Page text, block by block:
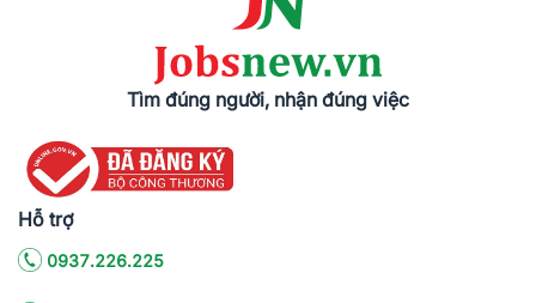
Tìm đúng người, nhận đúng việc
Hỗ trợ
0937.226.225